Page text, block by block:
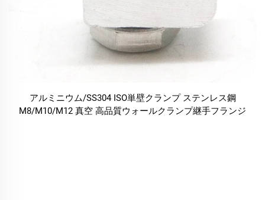
アルミニウム/SS304 ISO単壁クランプ ステンレス鋼
M8/M10/M12 真空 高品質ウォールクランプ継手フランジ